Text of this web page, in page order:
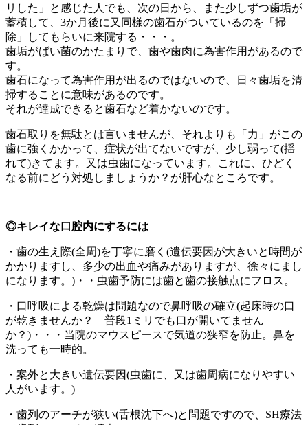
リした」と感じた人でも、次の日から、また少しずつ歯垢が
蓄積して、3か月後に又同様の歯石がついているのを「掃
除」してもらいに来院する・・・。
歯垢がばい菌のかたまりで、歯や歯肉に為害作用があるので
す。
歯石になって為害作用が出るのではないので、日々歯垢を清
掃することに意味があるのです。
それが達成できると歯石など着かないのです。
歯石取りを無駄とは言いませんが、それよりも「力」がこの
歯に強くかかって、症状が出てないですが、少し弱って(揺
れて)きてます。又は虫歯になっています。これに、ひどく
なる前にどう対処しましょうか？が肝心なところです。
◎キレイな口腔内にするには
・歯の生え際(全周)を丁寧に磨く(遺伝要因が大きいと時間が
かかりますし、多少の出血や痛みがありますが、徐々にまし
になります。)・・虫歯予防には歯と歯の接触点にフロス。
・口呼吸による乾燥は問題なので鼻呼吸の確立(起床時の口
が乾きませんか？ 普段1ミリでも口が開いてません
か？)・・・当院のマウスピースで気道の狭窄を防止。鼻を
洗っても一時的。
・案外と大きい遺伝要因(虫歯に、又は歯周病になりやすい
人がいます。)
・歯列のアーチが狭い(舌根沈下へ)と問題ですので、SH療法